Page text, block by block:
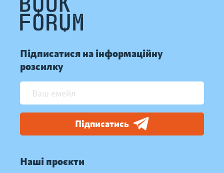
Підписатися на інформаційну
розсилку
Підписатись
Наші проєкти